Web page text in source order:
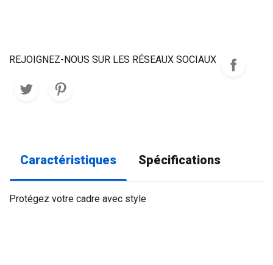
REJOIGNEZ-NOUS SUR LES RÉSEAUX SOCIAUX
Caractéristiques Spécifications
Protégez votre cadre avec style